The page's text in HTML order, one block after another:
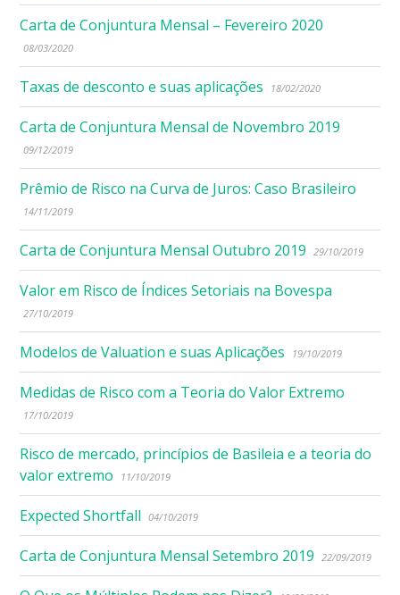
Carta de Conjuntura Mensal – Fevereiro 2020
08/03/2020
Taxas de desconto e suas aplicações 18/02/2020
Carta de Conjuntura Mensal de Novembro 2019
09/12/2019
Prêmio de Risco na Curva de Juros: Caso Brasileiro
14/11/2019
Carta de Conjuntura Mensal Outubro 2019 29/10/2019
Valor em Risco de Índices Setoriais na Bovespa
27/10/2019
Modelos de Valuation e suas Aplicações 19/10/2019
Medidas de Risco com a Teoria do Valor Extremo
17/10/2019
Risco de mercado, princípios de Basileia e a teoria do
valor extremo
11/10/2019
Expected Shortfall 04/10/2019
Carta de Conjuntura Mensal Setembro 2019 22/09/2019